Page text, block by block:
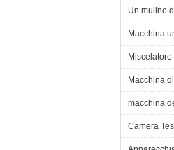
Un mulino
Macchina
Macchina
macchina
Camera